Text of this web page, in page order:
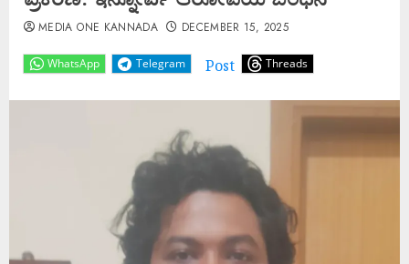
WhatsApp Telegram Post Threads
MEDIA ONE KANNADA DECEMBER 15, 2025